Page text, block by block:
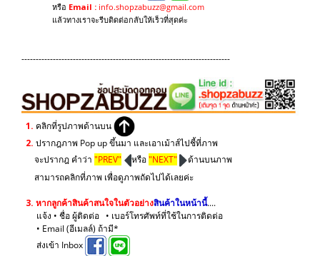
หรือ Email : info.shopzabuzz@gmail.com
แล้วทางเราจะรีบติดต่อกลับให้เร็วที่สุดค่ะ
-------------------------------------------------------------------------
1. คลิกที่รูปภาพด้านบน
2. ปรากฎภาพ Pop up ขึ้นมา และเอาเม้าส์ไปชี้ที่ภาพ
จะปรากฎ คำว่า "PREV" หรือ"NEXT"
ด้านบนภาพ
สามารถคลิกที่ภาพ เพื่อดูภาพถัดไปได้เลยค่ะ
3. หากลูกค้าสินค้าสนใจในตัวอย่างสินค้าในหน้านี้....
แจ้ง • ชื่อ ผู้ติดต่อ • เบอร์โทรศัพท์ที่ใช้ในการติดต่อ
• Email (อีเมลล์) ถ้ามี*
ส่งเข้า Inbox